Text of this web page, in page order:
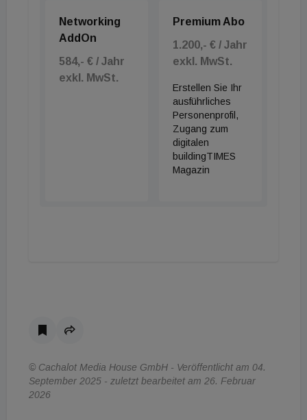
Networking
AddOn
584,- € / Jahr
exkl. MwSt.
Premium Abo
1.200,- € / Jahr
exkl. MwSt.
Erstellen Sie Ihr
ausführliches
Personenprofil,
Zugang zum
digitalen
buildingTIMES
Magazin
© Cachalot Media House GmbH - Veröffentlicht am 04.
September 2025 - zuletzt bearbeitet am 26. Februar
2026